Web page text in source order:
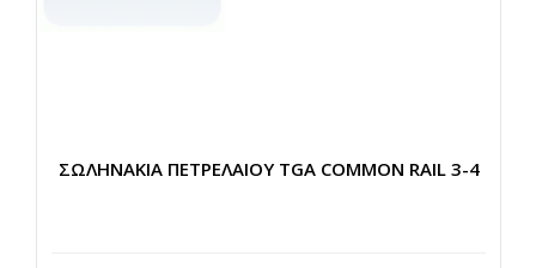
ΣΩΛΗΝΑΚΙΑ ΠΕΤΡΕΛΑΙΟΥ TGA COMMON RAIL 3-4